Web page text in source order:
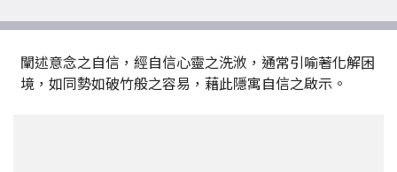
闡述意念之自信，經自信心靈之洗浟，通常引喻著化解困
境，如同勢如破竹般之容易，藉此隱寓自信之啟示。